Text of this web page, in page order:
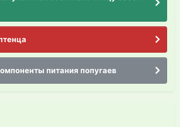
питания попугаев